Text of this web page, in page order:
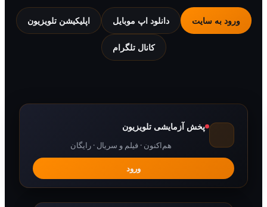
به سایت دانلود اپ موبایل اپلیکیشن تلویزیون
کانال تلگرام
پخش آزمایشی تلویزیون
هم‌اکنون · فیلم و سریال · رایگان